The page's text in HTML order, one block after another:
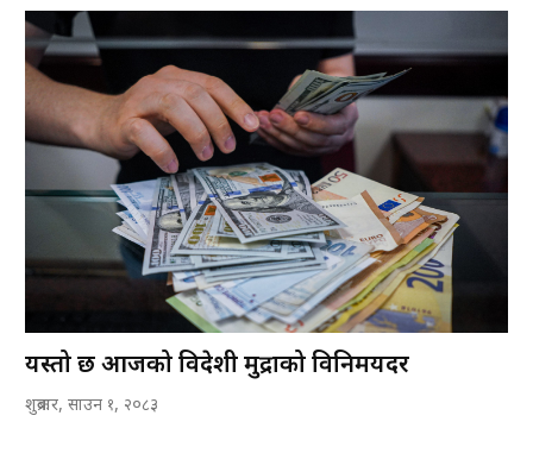
यस्तो छ आजको विदेशी मुद्राको विनिमयदर
शुक्रबार, साउन १, २०८३